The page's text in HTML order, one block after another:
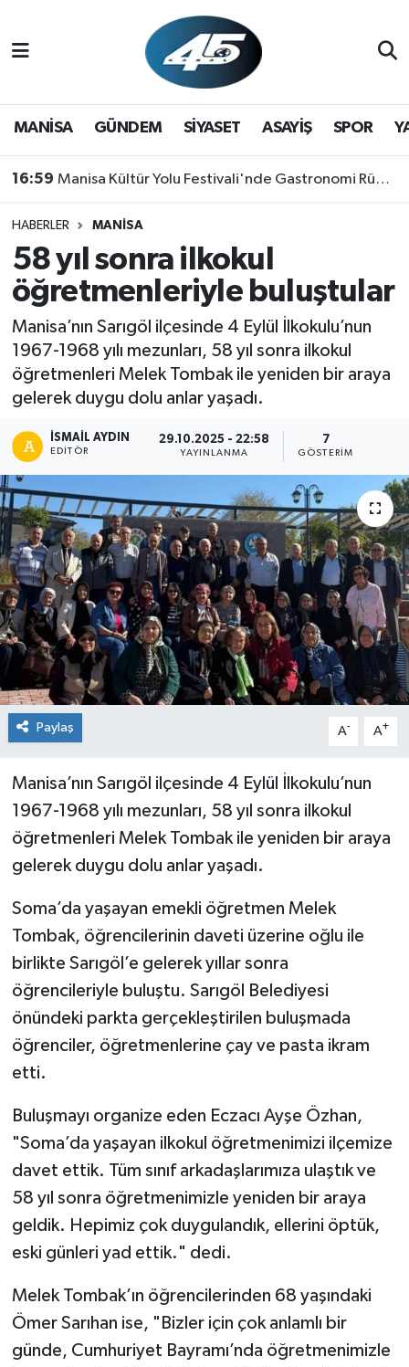
MANİSA GÜNDEM SİYASET ASAYİŞ SPOR
16:59 Manisa Kültür Yolu Festivali'nde Gastronomi Rüzgarı: Lezzetin Yıldızı "Manisa Kebabı" Oldu!
HABERLER MANİSA
58 yıl sonra ilkokul
öğretmenleriyle buluştular
Manisa’nın Sarıgöl ilçesinde 4 Eylül İlkokulu’nun
1967-1968 yılı mezunları, 58 yıl sonra ilkokul
öğretmenleri Melek Tombak ile yeniden bir araya
gelerek duygu dolu anlar yaşadı.
İSMAIL AYDIN
EDITÖR
29.10.2025 - 22:58
YAYINLANMA
7
GÖSTERIM
Paylaş A- A+
Manisa’nın Sarıgöl ilçesinde 4 Eylül İlkokulu’nun
1967-1968 yılı mezunları, 58 yıl sonra ilkokul
öğretmenleri Melek Tombak ile yeniden bir araya
gelerek duygu dolu anlar yaşadı.
Soma’da yaşayan emekli öğretmen Melek
Tombak, öğrencilerinin daveti üzerine oğlu ile
birlikte Sarıgöl’e gelerek yıllar sonra
öğrencileriyle buluştu. Sarıgöl Belediyesi
önündeki parkta gerçekleştirilen buluşmada
öğrenciler, öğretmenlerine çay ve pasta ikram
etti.
Buluşmayı organize eden Eczacı Ayşe Özhan,
"Soma’da yaşayan ilkokul öğretmenimizi ilçemize
davet ettik. Tüm sınıf arkadaşlarımıza ulaştık ve
58 yıl sonra öğretmenimizle yeniden bir araya
geldik. Hepimiz çok duygulandık, ellerini öptük,
eski günleri yad ettik." dedi.
Melek Tombak’ın öğrencilerinden 68 yaşındaki
Ömer Sarıhan ise, "Bizler için çok anlamlı bir
günde, Cumhuriyet Bayramı’nda öğretmenimizle
GÜNDEM
SPOR
YAŞAM
RESMİ REKLAM
Hava Durumu
Trafik Durumu
Son Dakika Haberleri
Haber Arşivi